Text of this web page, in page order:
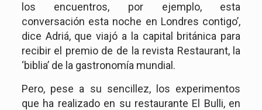
los encuentros, por ejemplo, esta
conversación esta noche en Londres contigo’,
dice Adriá, que viajó a la capital británica para
recibir el premio de de la revista Restaurant, la
‘biblia’ de la gastronomía mundial.
Pero, pese a su sencillez, los experimentos
que ha realizado en su restaurante El Bulli, en